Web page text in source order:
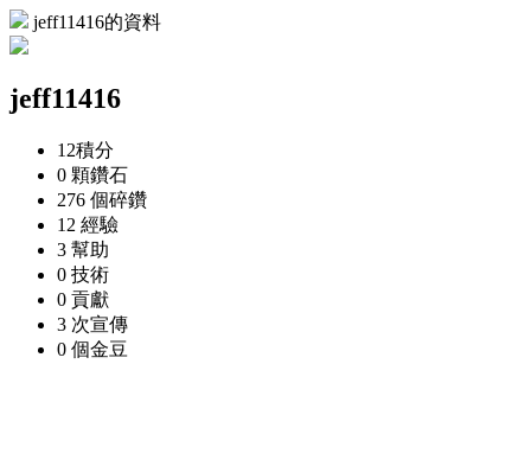
jeff11416的資料
jeff11416
12積分
0 顆鑽石
276 個碎鑽
12 經驗
3 幫助
0 技術
0 貢獻
3 次宣傳
0 個金豆